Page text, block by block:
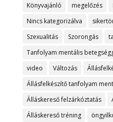
Könyvajánló
megelőzés
Nincs kategorizálva
Szexualitás
Szorongás
Tanfolyam mentális
video
Változás
Állásfelkészítő tanfolyam
Álláskereső felzárkóztatás
Álláskereső tréning